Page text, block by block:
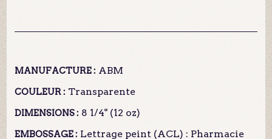
MANUFACTURE : ABM
COULEUR : Transparente
DIMENSIONS : 8 1/4" (12 oz)
EMBOSSAGE : Lettrage peint (ACL) : Pharmacie